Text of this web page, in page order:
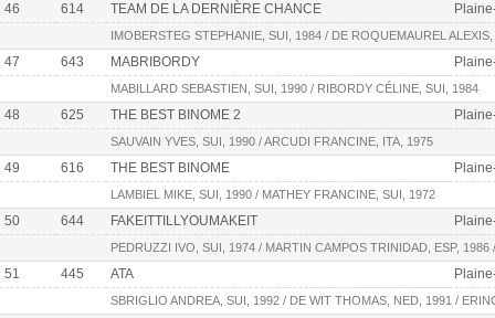
46 614 TEAM DE LA DERNIÈRE CHANCE
IMOBERSTEG STEPHANIE, SUI, 1984 / DE ROQUEMAUREL
47 643 MABRIBORDY
MABILLARD SEBASTIEN, SUI, 1990 / RIBORDY CÉLINE, SUI, 1984
48 625 THE BEST BINOME 2
SAUVAIN YVES, SUI, 1990 / ARCUDI FRANCINE, ITA, 1975
49 616 THE BEST BINOME
LAMBIEL MIKE, SUI, 1990 / MATHEY FRANCINE, SUI, 1972
50 644 FAKEITTILLYOUMAKEIT
PEDRUZZI IVO, SUI, 1974 / MARTIN CAMPOS TRINIDAD, ESP,
51 445 ATA
SBRIGLIO ANDREA, SUI, 1992 / DE WIT THOMAS, NED, 1991 /